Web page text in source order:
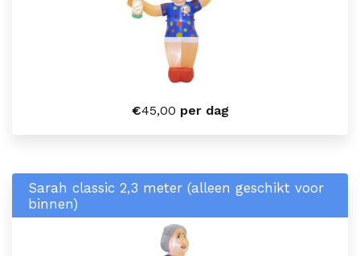
€45,00 per dag
Sarah classic 2,3 meter (alleen geschikt voor
binnen)